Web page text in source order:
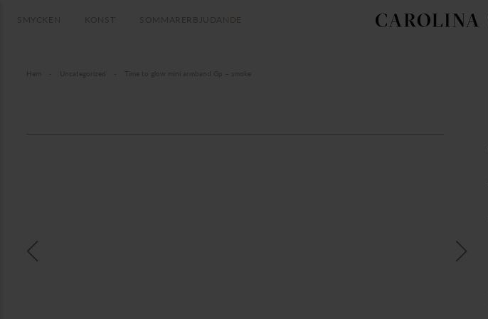
SMYCKEN KONST SOMMARERBJUDANDE
Hem - Uncategorized - Time to glow mini armband Gp – smoke